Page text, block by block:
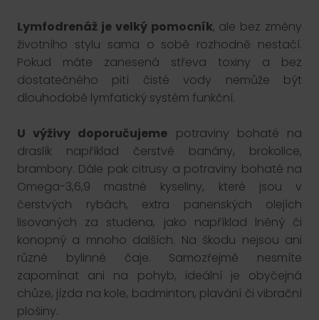
Lymfodrenáž je velký pomocník, ale bez změny
životního stylu sama o sobě rozhodně nestačí.
Pokud máte zanesená střeva toxiny a bez
dostatečného pití čisté vody nemůže být
dlouhodobě lymfatický systém funkční.
U výživy doporučujeme potraviny bohaté na
draslík například čerstvé banány, brokolice,
brambory. Dále pak citrusy a potraviny bohaté na
Omega-3,6,9 mastné kyseliny, které jsou v
čerstvých rybách, extra panenských olejích
lisovaných za studena, jako například lněný či
konopný a mnoho dalších. Na škodu nejsou ani
různé bylinné čaje. Samozřejmě nesmíte
zapomínat ani na pohyb, ideální je obyčejná
chůze, jízda na kole, badminton, plavání či vibrační
plošiny.